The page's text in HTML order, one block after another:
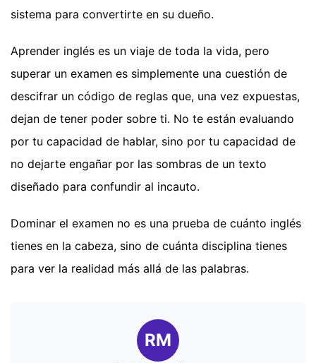
sistema para convertirte en su dueño.
Aprender inglés es un viaje de toda la vida, pero
superar un examen es simplemente una cuestión de
descifrar un código de reglas que, una vez expuestas,
dejan de tener poder sobre ti. No te están evaluando
por tu capacidad de hablar, sino por tu capacidad de
no dejarte engañar por las sombras de un texto
diseñado para confundir al incauto.
Dominar el examen no es una prueba de cuánto inglés
tienes en la cabeza, sino de cuánta disciplina tienes
para ver la realidad más allá de las palabras.
RM